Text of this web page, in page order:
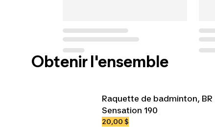
Obtenir l'ensemble
Raquette de badminton, BR
Sensation 190
20,00 $